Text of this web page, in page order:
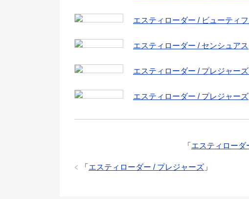
エスティローダー / ビューティ
エスティローダー / センシュアス
エスティローダー / プレジャー
エスティローダー / プレジャーズ
「 エスティローダ
「 エスティローダー / プレジャーズ 」